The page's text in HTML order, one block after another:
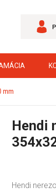
mm
Hendi
Hendi